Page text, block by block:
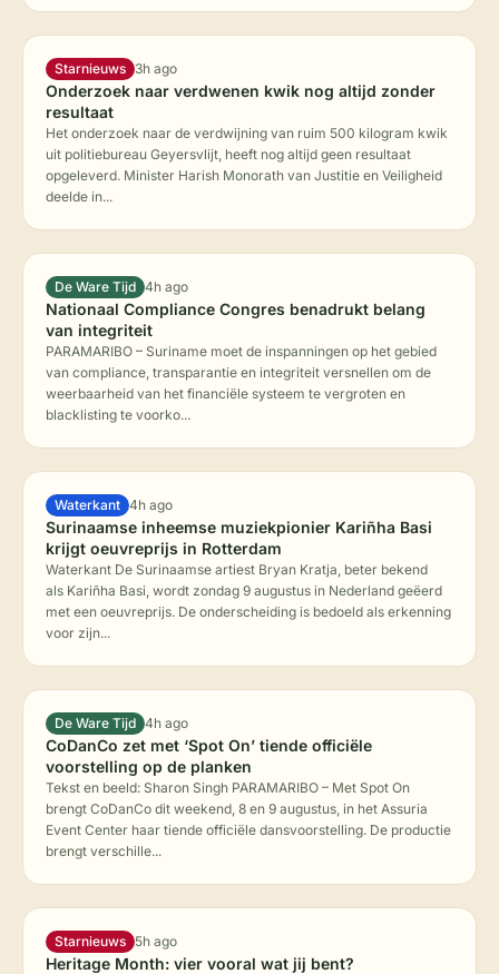
Starnieuws 3h ago
Onderzoek naar verdwenen kwik nog altijd zonder
resultaat
Het onderzoek naar de verdwijning van ruim 500 kilogram kwik
uit politiebureau Geyersvlijt, heeft nog altijd geen resultaat
opgeleverd. Minister Harish Monorath van Justitie en Veiligheid
deelde in...
De Ware Tijd 4h ago
Nationaal Compliance Congres benadrukt belang
van integriteit
PARAMARIBO – Suriname moet de inspanningen op het gebied
van compliance, transparantie en integriteit versnellen om de
weerbaarheid van het financiële systeem te vergroten en
blacklisting te voorko...
Waterkant 4h ago
Surinaamse inheemse muziekpionier Kariñha Basi
krijgt oeuvreprijs in Rotterdam
Waterkant De Surinaamse artiest Bryan Kratja, beter bekend
als Kariñha Basi, wordt zondag 9 augustus in Nederland geëerd
met een oeuvreprijs. De onderscheiding is bedoeld als erkenning
voor zijn...
De Ware Tijd 4h ago
CoDanCo zet met ‘Spot On’ tiende officiële
voorstelling op de planken
Tekst en beeld: Sharon Singh PARAMARIBO – Met Spot On
brengt CoDanCo dit weekend, 8 en 9 augustus, in het Assuria
Event Center haar tiende officiële dansvoorstelling. De productie
brengt verschille...
Starnieuws 5h ago
Heritage Month: vier vooral wat jij bent?